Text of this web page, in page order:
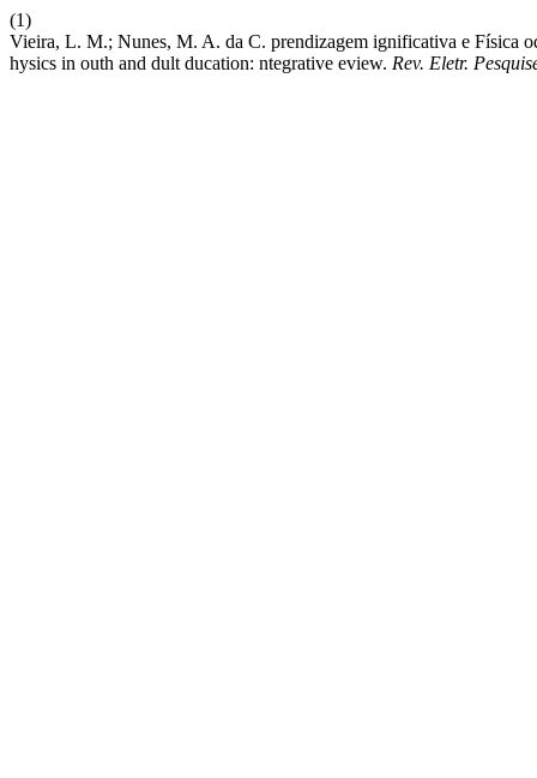
(1)
Vieira, L. M.; Nunes, M. A. da C. prendizagem ignificativa e Física
hysics in outh and dult ducation: ntegrative eview. Rev. Eletr.